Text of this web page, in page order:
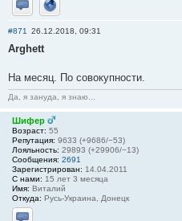
Отправить личное сообщение
Сайт
#871 26.12.2018, 09:31
Arghett
На месяц. По совокупности.
Да, я зануда, я знаю...
Шифер
Возраст: 55
Репутация: 9633 (+9686/−53)
Лояльность: 29893 (+29906/−13)
Сообщения: 2691
Зарегистрирован: 14.04.2011
С нами: 15 лет 3 месяца
Имя: Виталий
Откуда: Русь-Украина, Донецк